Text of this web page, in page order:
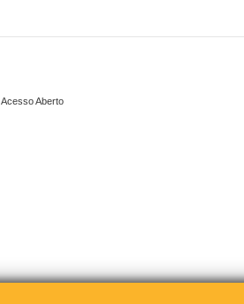
Acesso Aberto